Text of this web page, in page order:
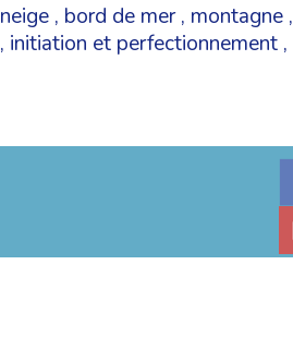
neige , bord de mer, montagne ,
, initiation et perfectionnement ,